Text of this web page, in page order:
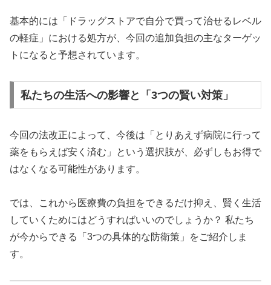
基本的には「ドラッグストアで自分で買って治せるレベル
の軽症」における処方が、今回の追加負担の主なターゲッ
トになると予想されています。
私たちの生活への影響と「3つの賢い対策」
今回の法改正によって、今後は「とりあえず病院に行って
薬をもらえば安く済む」という選択肢が、必ずしもお得で
はなくなる可能性があります。
では、これから医療費の負担をできるだけ抑え、賢く生活
していくためにはどうすればいいのでしょうか？ 私たち
が今からできる「3つの具体的な防衛策」をご紹介しま
す。